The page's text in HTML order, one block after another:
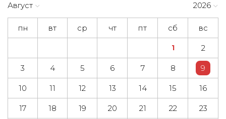
Август 2026
пн вт ср чт пт сб вс
1 2
3 4 5 6 7 8 9
10 11 12 13 14 15 16
17 18 19 20 21 22 23